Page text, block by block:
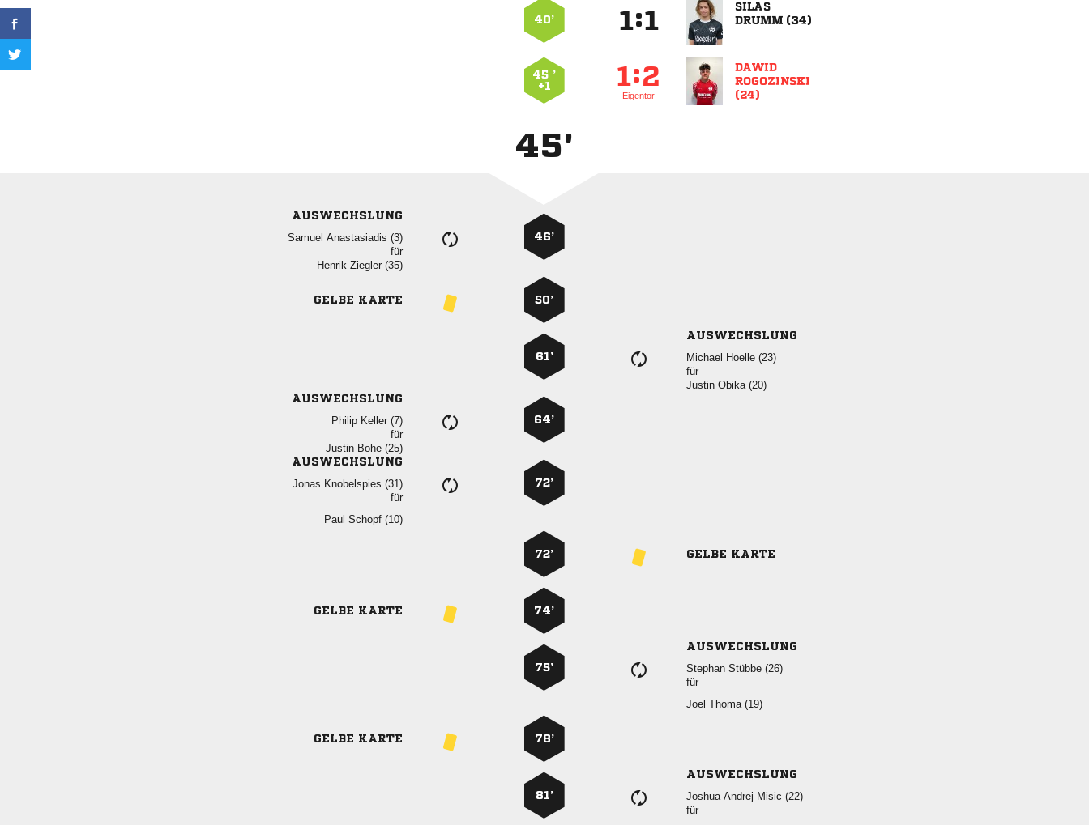
40’ :

 
45 ’
+1
:
Eigentor



45'
AUSWECHSLUNG
  
für
  
46’
GELBE KARTE 50’
61’
AUSWECHSLUNG
  
für
  
AUSWECHSLUNG
  
für
  
64’
AUSWECHSLUNG
  
für
  
72’
72’ GELBE KARTE
GELBE KARTE 74’
75’
AUSWECHSLUNG
  
für
  
GELBE KARTE 78’
81’
AUSWECHSLUNG
   
für